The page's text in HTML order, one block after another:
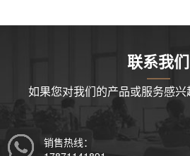
联系我们
如果您对我们的产品或服务感兴
销售热线：